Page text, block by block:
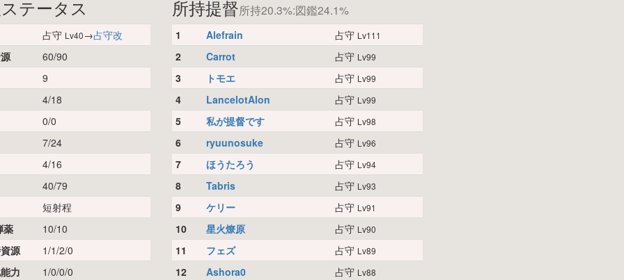
テータス
占守 Lv40→占守改
60/90
9
4/18
0/0
7/24
4/16
40/79
短射程
薬
10/10
源
1/1/2/0
力
1/0/0/0
所持提督所持20.3%:図鑑24.1%
1 Alefrain 占守 Lv111
2 Carrot 占守 Lv99
3 トモエ 占守 Lv99
4 LancelotAlon 占守 Lv99
5 私が提督です 占守 Lv98
6 ryuunosuke 占守 Lv96
7 ほうたろう 占守 Lv94
8 Tabris 占守 Lv93
9 ケリー 占守 Lv91
10 星火燎原 占守 Lv90
11 フェズ 占守 Lv89
12 Ashora0 占守 Lv88